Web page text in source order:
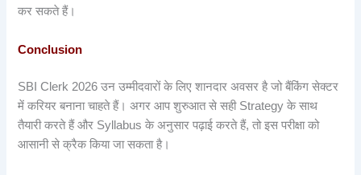
कर सकते हैं।
Conclusion
SBI Clerk 2026 उन उम्मीदवारों के लिए शानदार अवसर है जो बैंकिंग सेक्टर
में करियर बनाना चाहते हैं। अगर आप शुरुआत से सही Strategy के साथ
तैयारी करते हैं और Syllabus के अनुसार पढ़ाई करते हैं, तो इस परीक्षा को
आसानी से क्रैक किया जा सकता है।